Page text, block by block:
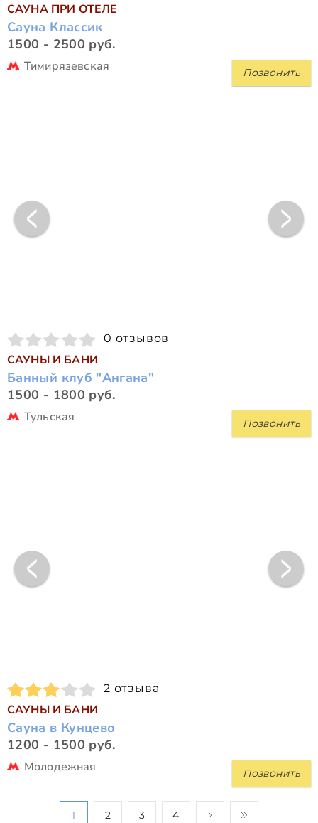
САУНА ПРИ ОТЕЛЕ
Сауна Классик
1500 - 2500 руб.
Позвонить
Тимирязевская
0 отзывов
САУНЫ И БАНИ
Банный клуб "Ангана"
1500 - 1800 руб.
Позвонить
Тульская
2 отзыва
САУНЫ И БАНИ
Сауна в Кунцево
1200 - 1500 руб.
Позвонить
Молодежная
1 2 3 4